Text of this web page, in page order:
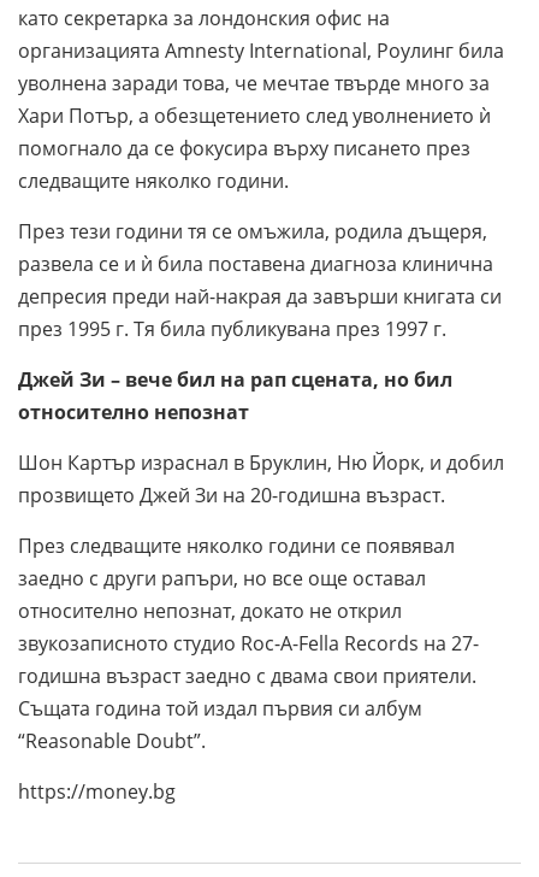
като секретарка за лондонския офис на
организацията Amnesty International, Роулинг била
уволнена заради това, че мечтае твърде много за
Хари Потър, а обезщетението след уволнението ѝ
помогнало да се фокусира върху писането през
следващите няколко години.
През тези години тя се омъжила, родила дъщеря,
развела се и ѝ била поставена диагноза клинична
депресия преди най-накрая да завърши книгата си
през 1995 г. Тя била публикувана през 1997 г.
Джей Зи – вече бил на рап сцената, но бил
относително непознат
Шон Картър израснал в Бруклин, Ню Йорк, и добил
прозвището Джей Зи на 20-годишна възраст.
През следващите няколко години се появявал
заедно с други рапъри, но все още оставал
относително непознат, докато не открил
звукозаписното студио Roc-A-Fella Records на 27-
годишна възраст заедно с двама свои приятели.
Същата година той издал първия си албум
“Reasonable Doubt”.
https://money.bg